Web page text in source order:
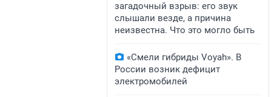
загадочный взрыв: его звук
слышали везде, а причина
неизвестна. Что это могло быть
«Смели гибриды Voyah». В
России возник дефицит
электромобилей